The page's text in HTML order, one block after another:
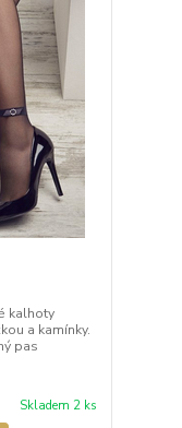
kalhoty
a kamínky.
pas
Skladem 2 ks